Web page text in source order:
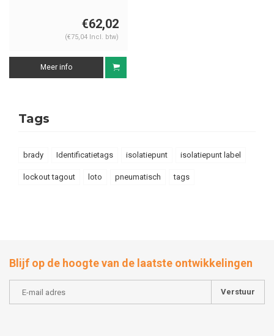
€62,02
(€75,04 Incl. btw)
Meer info
Tags
brady Identificatietags isolatiepunt isolatiepunt label
lockout tagout loto pneumatisch tags
Blijf op de hoogte van de laatste ontwikkelingen
Verstuur